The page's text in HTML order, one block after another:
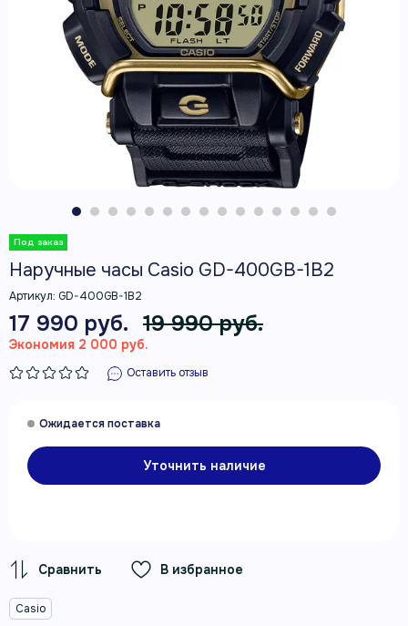
Наручные часы Casio GD-400GB-1B2
Артикул: GD-400GB-1B2
17 990 руб. 19 990 руб.
Экономия 2 000 руб.
Оставить отзыв
Уточнить наличие
В избранное
Casio